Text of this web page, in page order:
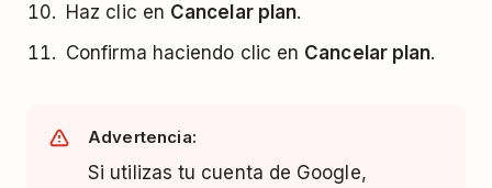
Haz clic en Cancelar plan.
Confirma haciendo clic en Cancelar plan.
Advertencia:
Si utilizas tu cuenta de Google,